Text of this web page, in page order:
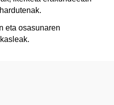
eta osasunaren